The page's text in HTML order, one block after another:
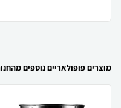
מוצרים פופולאריים נוספים